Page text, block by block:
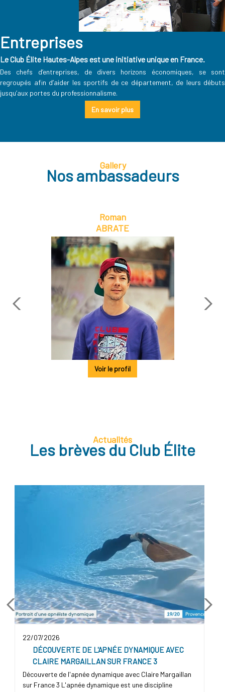
Entreprises
Le Club Élite Hautes-Alpes est une initiative unique en France.
Des chefs d’entreprises, de divers horizons économiques, se sont
regroupés afin d’aider les sportifs de ce département, de leurs débuts
jusqu’aux portes du professionnalisme.
En savoir plus
Gallery
Nos ambassadeurs
Roman
ABRATE
Voir le profil
Actualités
Les brèves du Club Élite
22/07/2026
DÉCOUVERTE DE L'APNÉE DYNAMIQUE AVEC
CLAIRE MARGAILLAN SUR FRANCE 3
Découverte de l'apnée dynamique avec Claire Margaillan
sur France 3 L'apnée dynamique est une discipline